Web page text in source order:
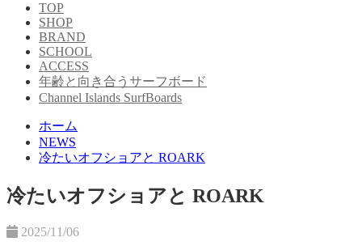
TOP
SHOP
BRAND
SCHOOL
ACCESS
年齢と向き合うサーフボード
Channel Islands SurfBoards
ホーム
NEWS
冷たいオフショアと ROARK
冷たいオフショアと ROARK
2025/11/06